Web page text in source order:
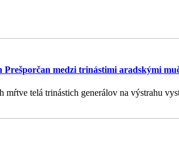
Prešporčan medzi trinástimi aradskými
mŕtve telá trinástich generálov na výstrahu